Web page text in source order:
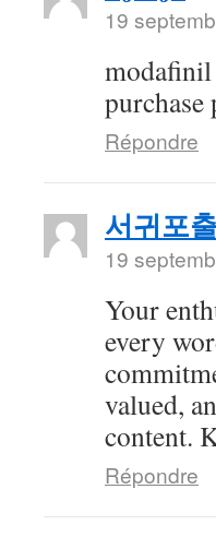
19
purchase
Répondre
서귀포
19
Your
every
valued,
content.
Répondre